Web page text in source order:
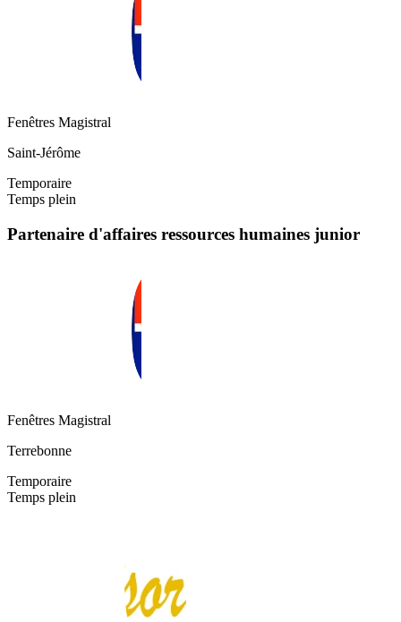
Fenêtres Magistral
Saint-Jérôme
Temporaire
Temps plein
Partenaire d'affaires ressources humaines junior
Fenêtres Magistral
Terrebonne
Temporaire
Temps plein